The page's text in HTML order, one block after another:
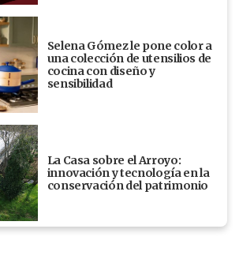
Selena Gómez le pone color a
una colección de utensilios de
cocina con diseño y
sensibilidad
La Casa sobre el Arroyo:
innovación y tecnología en la
conservación del patrimonio